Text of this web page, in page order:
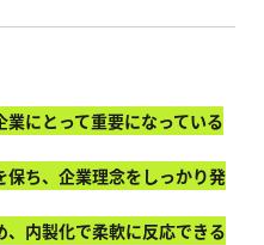
にとって重要になっている
ち、企業理念をしっかり発
内製化で柔軟に反応できる